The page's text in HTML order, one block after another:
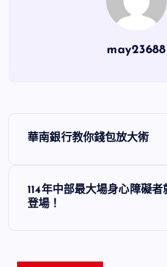
may23688
文
導
覽
華南銀行教你錢包放大術
114年中部最大場身心障礙
登場！